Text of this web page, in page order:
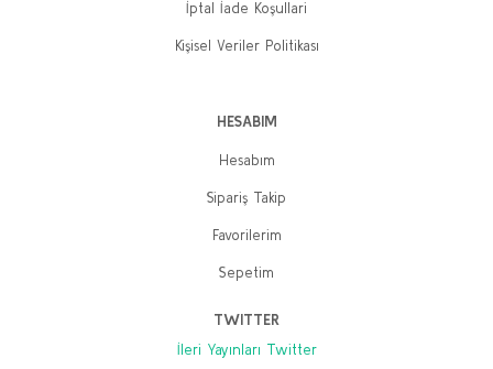
İptal İade Koşullari
Kişisel Veriler Politikası
HESABIM
Hesabım
Sipariş Takip
Favorilerim
Sepetim
TWITTER
İleri Yayınları Twitter